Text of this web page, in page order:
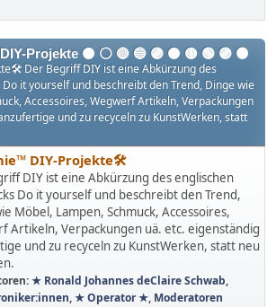
Projekte ⚫️ ⚪️ 🔴 🔵 🟣 ​​🟠​ 🟡​ 🟢​ ​🟣 ​🟤
Der Begriff DIY ist eine Abkürzung des
it yourself und beschreibt den Trend, Dinge wie
Accessoires, Wegwerf Artikeln, Verpackungen
und zu recyceln zu KunstWerken, statt
DIY-Projekte🛠️
DIY ist eine Abkürzung des englischen
Do it yourself und beschreibt den Trend,
Möbel, Lampen, Schmuck, Accessoires,
Artikeln, Verpackungen uä. etc. eigenständig
und zu recyceln zu KunstWerken, statt neu
★ Ronald Johannes deClaire Schwab,
,★ Operator ★, Moderatoren